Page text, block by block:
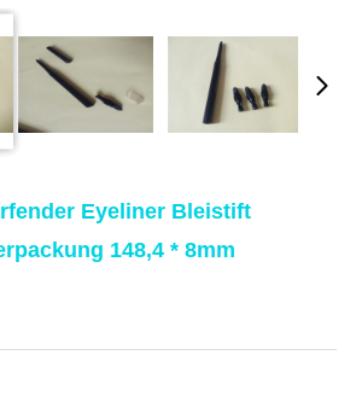
Eyeliner Bleistift
148,4 * 8mm